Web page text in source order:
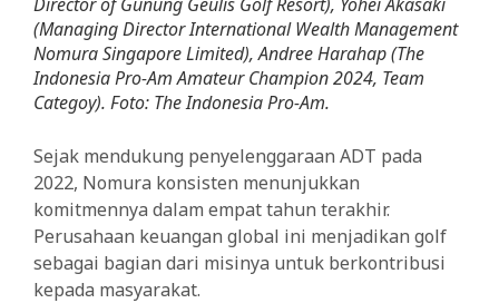
(Managing Director International Wealth Management
Nomura Singapore Limited), Andree Harahap (The
Indonesia Pro-Am Amateur Champion 2024, Team
Categoy). Foto: The Indonesia Pro-Am.
Sejak mendukung penyelenggaraan ADT pada
2022, Nomura konsisten menunjukkan
komitmennya dalam empat tahun terakhir.
Perusahaan keuangan global ini menjadikan golf
sebagai bagian dari misinya untuk berkontribusi
kepada masyarakat.